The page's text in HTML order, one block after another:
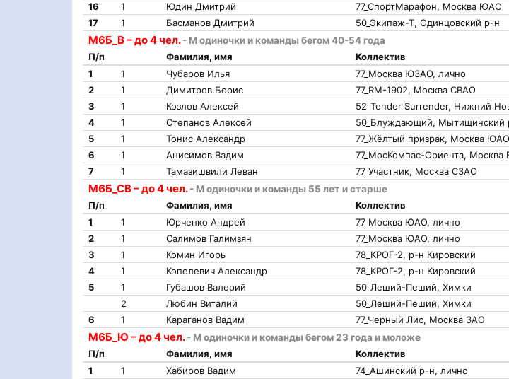
16 1 Юдин Дмитрий 77_СпортМарафон, Москва ЮАО
17 1 Басманов Дмитрий 50_Экипаж-Т, Одинцовский р-н
М6Б_В – до 4 чел. - М одиночки и команды бегом 40-54 года
П/п
Фамилия, имя Коллектив
1
1 Чубаров Илья 77_Москва ЮЗАО, лично
2 1 Димитров Борис 77_RM-1902, Москва СВАО
3 1 Козлов Алексей 52_Tender Surrender, Нижний
4 1 Степанов Алексей 50_Блуждающий, Мытищинский
5 1 Тонис Александр 77_Жёлтый призрак, Москва ЮАО
6 1 Анисимов Вадим 77_МосКомпас-Ориента, Москва
7 1 Тамазишвили Леван 77_Участник, Москва СЗАО
М6Б_СВ – до 4 чел. - М одиночки и команды 55 лет и старше
П/п
Фамилия, имя Коллектив
1
1 Юрченко Андрей 77_Москва ЮАО, лично
2 1 Салимов Галимзян 77_Москва ЮАО, лично
3 1 Комин Игорь 78_КРОГ-2, р-н Кировский
4 1 Копелевич Александр 78_КРОГ-2, р-н Кировский
5 1 Губашов Валерий 50_Леший-Пеший, Химки
2 Любин Виталий 50_Леший-Пеший, Химки
6 1 Караганов Вадим 77_Черный Лис, Москва ЗАО
М6Б_Ю – до 4 чел. - М одиночки и команды бегом 23 года и моложе
П/п
Фамилия, имя Коллектив
1
1 Хабиров Вадим 74_Ашинский р-н, лично